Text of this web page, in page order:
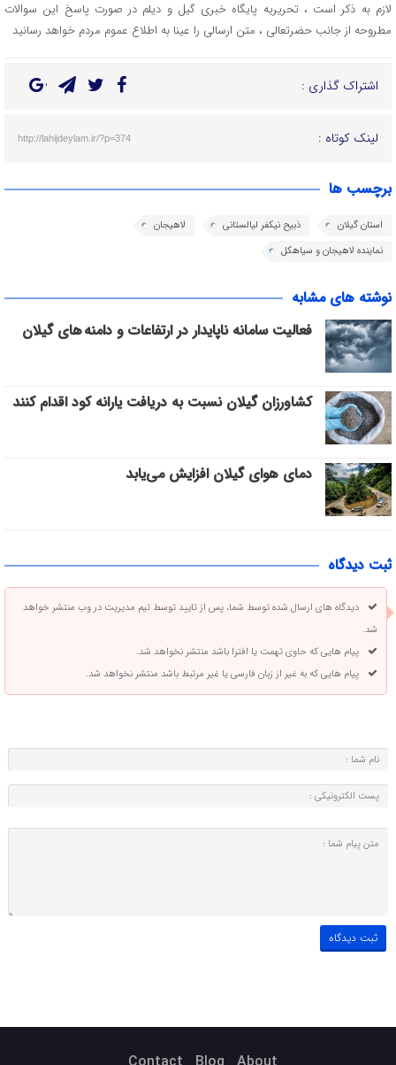
لازم به ذکر است ، تحریریه پایگاه خبری گیل و دیلم در صورت پاسخ این سوالات
مطروحه از جانب حضرتعالی ، متن ارسالی را عینا به اطلاع عموم مردم خواهد رسانید
اشتراک گذاری :
لینک کوتاه : http://lahijdeylam.ir/?p=374
برچسب ها
استان گیلان ذبیح نیکفر لیالستانی
لاهیجان
نماینده لاهیجان و سیاهکل
نوشته های مشابه
فعالیت سامانه ناپایدار در ارتفاعات و دامنه های گیلان
کشاورزان گیلان نسبت به دریافت یارانه کود اقدام کنند
دمای هوای گیلان افزایش می‌یابد
ثبت دیدگاه
دیدگاه های ارسال شده توسط شما، پس از تایید توسط تیم مدیریت در وب منتشر خواهد
شد.
پیام هایی که حاوی تهمت یا افترا باشد منتشر نخواهد شد.
پیام هایی که به غیر از زبان فارسی یا غیر مرتبط باشد منتشر نخواهد شد.